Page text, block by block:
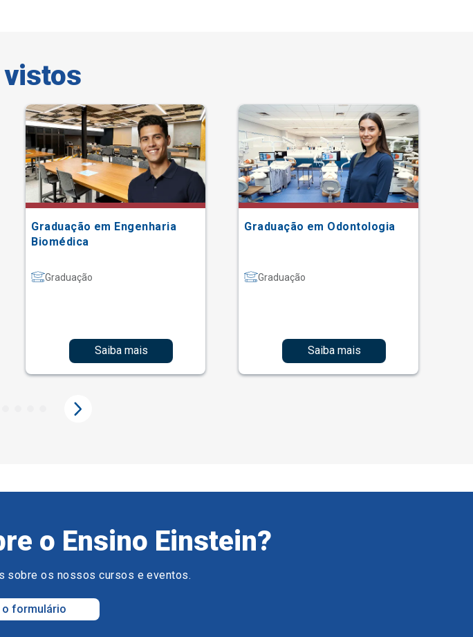
Graduação em Engenharia
Biomédica
Graduação
Saiba mais
Graduação em Odontologia
Graduação
Saiba mais
o Ensino Einstein?
sobre os nossos cursos e eventos.
o formulário